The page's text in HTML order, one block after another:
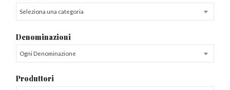
Seleziona una categoria
Denominazioni
Ogni Denominazione
Produttori